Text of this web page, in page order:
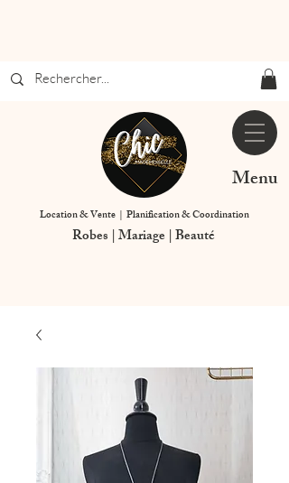
Menu
Location & Vente | Planification & Coordination
Robes | Mariage | Beauté